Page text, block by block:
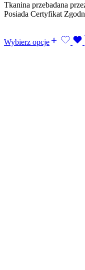
Tkanina przebadana
Posiada Certyfikat
Wybierz opcje